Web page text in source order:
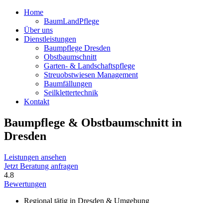
Home
BaumLandPflege
Über uns
Dienstleistungen
Baumpflege Dresden
Obstbaumschnitt
Garten- & Landschaftspflege
Streuobstwiesen Management
Baumfällungen
Seilklettertechnik
Kontakt
Baumpflege & Obstbaumschnitt in
Dresden
Leistungen ansehen
Jetzt Beratung anfragen
4.8
Bewertungen
Regional tätig in Dresden & Umgebung